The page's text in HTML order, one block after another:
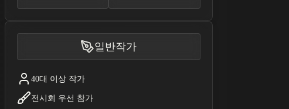
일반작가
40대 이상 작가
전시회 우선 참가